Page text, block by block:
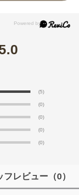
(5)
(0)
(0)
(0)
(0)
フレビュー （0）